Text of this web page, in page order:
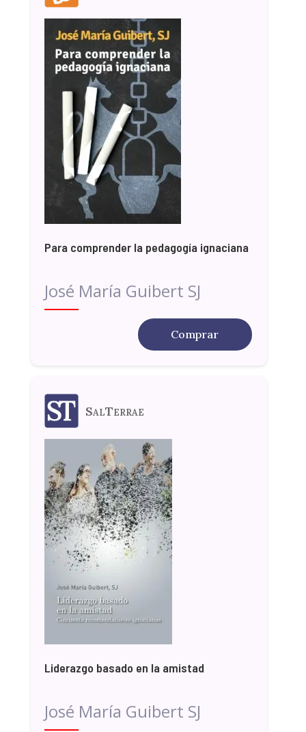
Para comprender la pedagogía ignaciana
José María Guibert SJ
Comprar
SalTerrae
Liderazgo basado en la amistad
José María Guibert SJ